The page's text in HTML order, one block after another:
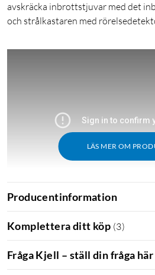
avskräcka inbrottstjuvar med det
och strålkastaren med
LÄS MER OM
Funktioner
Bluetooth-installation –
Producentinformation
Komplettera ditt köp (3)
Fråga Kjell – ställ din fråga här